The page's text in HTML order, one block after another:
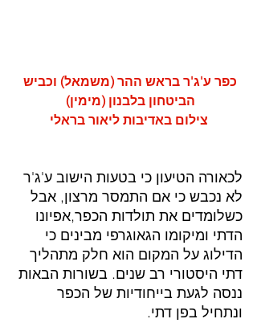
כפר ע'ג'ר בראש ההר (משמאל) וכביש
הביטחון בלבנון (מימין)
צילום באדיבות ליאור בראלי
לכאורה הטיעון כי בטעות הישוב ע'ג'ר
לא נכבש כי אם התמסר מרצון, אבל
כשלומדים את תולדות הכפר,אפיונו
הדתי ומיקומו הגאוגרפי מבינים כי
הדילוג על המקום הוא חלק מתהליך
דתי היסטורי רב שנים. בשורות הבאות
ננסה לגעת בייחודיות של הכפר
ונתחיל בפן דתי.